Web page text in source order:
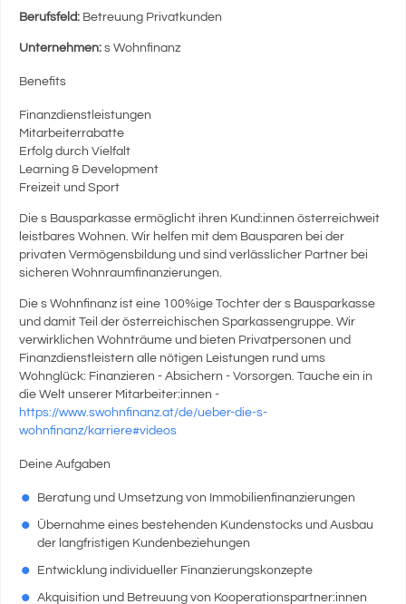
Berufsfeld: Betreuung Privatkunden
Unternehmen: s Wohnfinanz
Benefits
Finanzdienstleistungen
Mitarbeiterrabatte
Erfolg durch Vielfalt
Learning & Development
Freizeit und Sport
Die s Bausparkasse ermöglicht ihren Kund:innen österreichweit
leistbares Wohnen. Wir helfen mit dem Bausparen bei der
privaten Vermögensbildung und sind verlässlicher Partner bei
sicheren Wohnraumfinanzierungen.
Die s Wohnfinanz ist eine 100%ige Tochter der s Bausparkasse
und damit Teil der österreichischen Sparkassengruppe. Wir
verwirklichen Wohnträume und bieten Privatpersonen und
Finanzdienstleistern alle nötigen Leistungen rund ums
Wohnglück: Finanzieren - Absichern - Vorsorgen. Tauche ein in
die Welt unserer Mitarbeiter:innen -
https://www.swohnfinanz.at/de/ueber-die-s-
wohnfinanz/karriere#videos
Deine Aufgaben
Beratung und Umsetzung von Immobilienfinanzierungen
Übernahme eines bestehenden Kundenstocks und Ausbau
der langfristigen Kundenbeziehungen
Entwicklung individueller Finanzierungskonzepte
Akquisition und Betreuung von Kooperationspartner:innen